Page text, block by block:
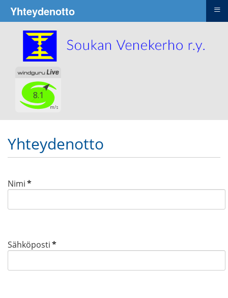
Yhteydenotto
Nimi*
Sähköposti*
Yhteydenotto ≡